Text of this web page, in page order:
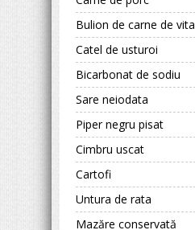
Bulion de carne de vita
Сatel de usturoi
Bicarbonat de sodiu
Sare neiodata
Piper negru pisat
Cimbru uscat
Cartofi
Untura de rata
Mazăre conservată